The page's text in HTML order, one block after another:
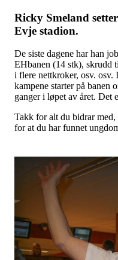
Ricky Smeland
Evje stadion.
De siste dagene har han
EHbanen (14 stk), skrudd
i flere nettkroker, osv.
kampene starter på banen
ganger i løpet av året. Det
Takk for alt du bidrar
for at du har funnet